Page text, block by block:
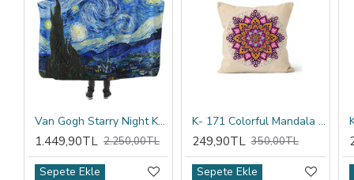
249,90TL 350,00TL
Sepete Ekle
K-197 Flake Mandala Çift Tarafı Baskılı Kırlent Kılıfı
249,90TL 350,00TL
Sepete Ekle